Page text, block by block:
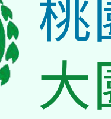
桃
大